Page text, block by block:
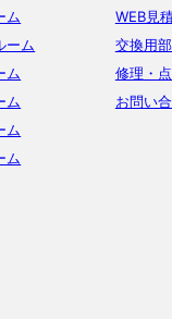
ム
ーム
ム
ム
ム
ム
WEB見
交換用
修理・
お問い